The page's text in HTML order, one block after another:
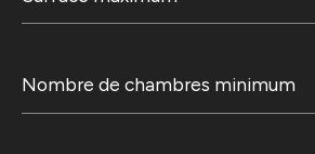
de
chambres
minimum